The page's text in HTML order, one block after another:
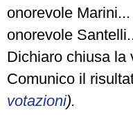
onorevole
onorevole
Dichiaro chiusa la
Comunico il
votazioni).